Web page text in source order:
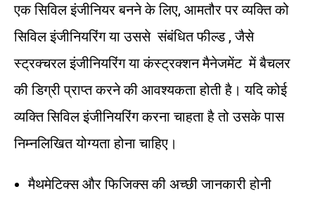
एक सिविल इंजीनियर बनने के लिए, आमतौर पर व्यक्ति को
सिविल इंजीनियरिंग या उससे संबंधित फील्ड , जैसे
स्ट्रक्चरल इंजीनियरिंग या कंस्ट्रक्शन मैनेजमेंट में बैचलर
की डिग्री प्राप्त करने की आवश्यकता होती है। यदि कोई
व्यक्ति सिविल इंजीनियरिंग करना चाहता है तो उसके पास
निम्नलिखित योग्यता होना चाहिए।
मैथमेटिक्स और फिजिक्स की अच्छी जानकारी होनी